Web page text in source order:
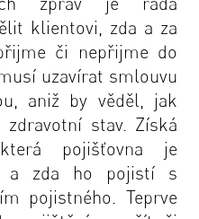
klientovi, zda a za
či nepřijme do
uzavírat smlouvu
aniž by věděl, jak
zdravotní stav. Získá
pojišťovna je
a zda ho pojistí s
pojistného. Teprve